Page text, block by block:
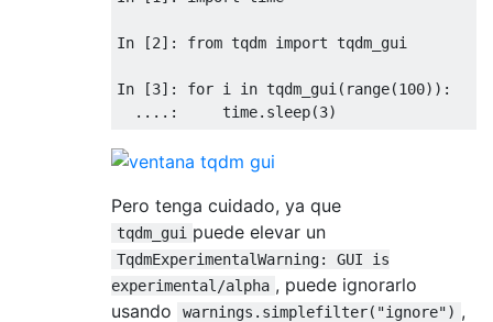
In [2]: from tqdm import tqdm_gui
In [3]: for i in tqdm_gui ( range(100)):
....:
     time
. sleep(3)
Pero tenga cuidado, ya que
tqdm_gui puede elevar un
TqdmExperimentalWarning: GUI is
experimental/alpha , puede ignorarlo
usando
warnings.simplefilter("ignore") ,